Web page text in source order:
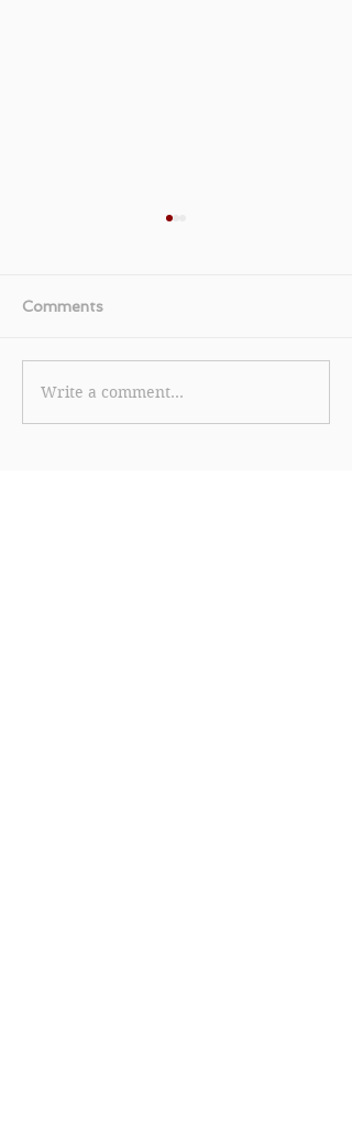
【Trip.com 優惠】6.6 狂
賞 - 旅行大Upgrade商務
Comments
Write a comment...